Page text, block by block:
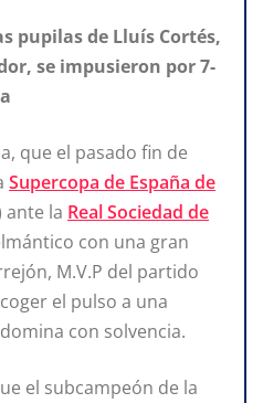
pupilas de Lluís Cortés,
se impusieron por 7-
que el pasado fin de
Supercopa de España de
ante la Real Sociedad de
con una gran
M.V.P del partido
el pulso a una
con solvencia.
el subcampeón de la